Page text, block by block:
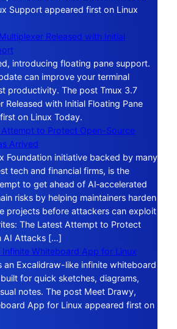
Support appeared first on Linux
Released with Initial
introducing floating pane support.
can improve your terminal
productivity. The post Tmux 3.7
Released with Initial Floating Pane
on Linux Today.
to Protect Open-Source
Arrived
Foundation initiative backed by many
tech and financial firms, is the
to get ahead of AI‑accelerated
risks by helping maintainers harden
projects before attackers can exploit
The Latest Attempt to Protect
AI Attacks […]
Infinite Whiteboard App for Linux
an Excalidraw-like infinite whiteboard
for quick sketches, diagrams,
notes. The post Meet Drawy,
App for Linux appeared first on